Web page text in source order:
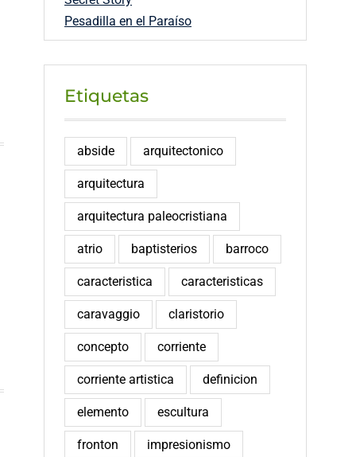
Pesadilla en el Paraíso
Etiquetas
abside arquitectonico
arquitectura
arquitectura paleocristiana
atrio baptisterios barroco
caracteristica caracteristicas
caravaggio claristorio
concepto corriente
corriente artistica definicion
elemento escultura
fronton impresionismo